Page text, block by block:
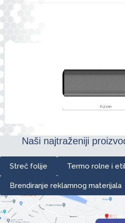
Naši najtraženiji
Streč folije Termo rolne i
Brendiranje reklamnog materijala